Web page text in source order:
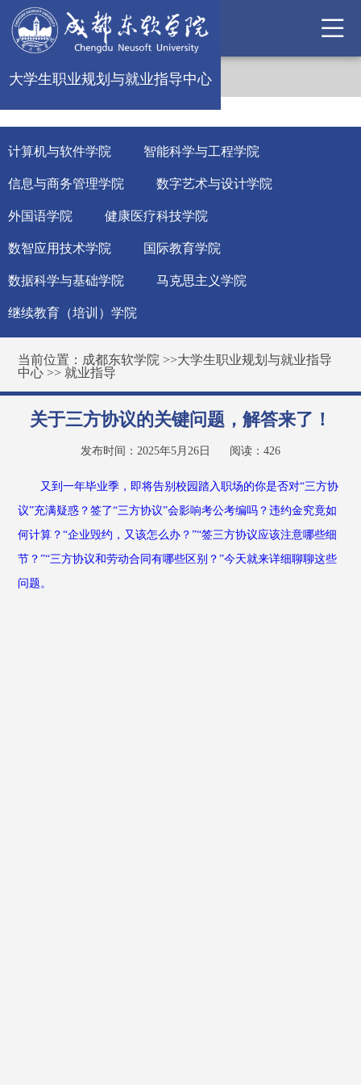
大学生职业规划与就业指导中心
计算机与软件学院 智能科学与工程学院
信息与商务管理学院 数字艺术与设计学院
外国语学院 健康医疗科技学院
数智应用技术学院 国际教育学院
数据科学与基础学院 马克思主义学院
继续教育（培训）学院
当前位置： 成都东软学院 >>大学生职业规划与就业指导
中心 >> 就业指导
关于三方协议的关键问题，解答来了！
发布时间：2025年5月26日 阅读： 426
又到一年毕业季，即将告别校园踏入职场的你是否对“三方协
议”充满疑惑？签了“三方协议”会影响考公考编吗？违约金究竟如
何计算？“企业毁约，又该怎么办？”“签三方协议应该注意哪些细
节？”“三方协议和劳动合同有哪些区别？”今天就来详细聊聊这些
问题。